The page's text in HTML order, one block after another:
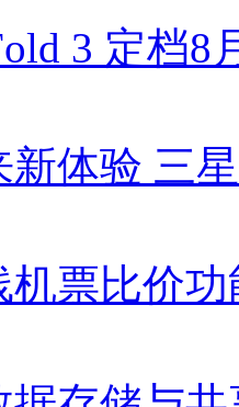
3 定档8
体验 三
机票比价